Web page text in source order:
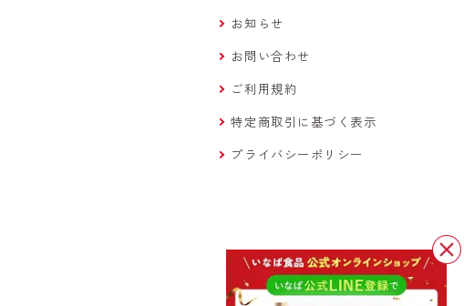
お知らせ
お問い合わせ
ご利用規約
特定商取引に基づく表示
プライバシーポリシー